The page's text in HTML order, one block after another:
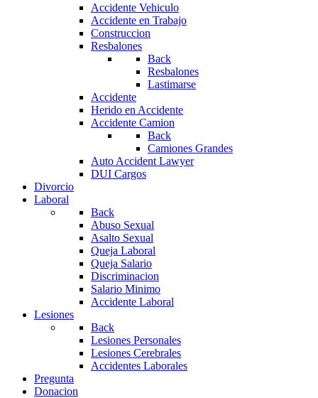
Accidente Vehiculo
Accidente en Trabajo
Construccion
Resbalones
Back
Resbalones
Lastimarse
Accidente
Herido en Accidente
Accidente Camion
Back
Camiones Grandes
Auto Accident Lawyer
DUI Cargos
Divorcio
Laboral
Back
Abuso Sexual
Asalto Sexual
Queja Laboral
Queja Salario
Discriminacion
Salario Minimo
Accidente Laboral
Lesiones
Back
Lesiones Personales
Lesiones Cerebrales
Accidentes Laborales
Pregunta
Donacion